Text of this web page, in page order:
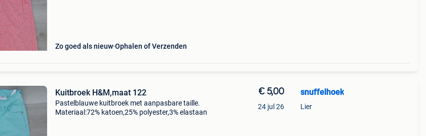
Zo goed als nieuw Ophalen of Verzenden
Kuitbroek H&M,maat 122
Pastelblauwe kuitbroek met aanpasbare taille.
Materiaal:72% katoen,25% polyester,3% elastaan
€ 5,00
24 jul 26
snuffelhoek
Lier